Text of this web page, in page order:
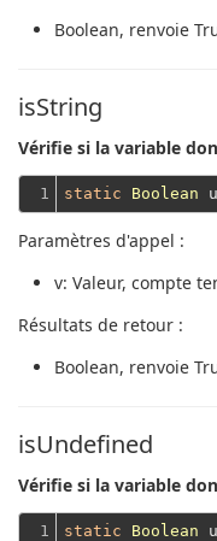
Boolean, renvoie
isString
Vérifie si la variable
1 static Boolean
Paramètres d'appel :
v: Valeur, compte
Résultats de retour :
Boolean, renvoie
isUndefined
Vérifie si la variable
1 static Boolean